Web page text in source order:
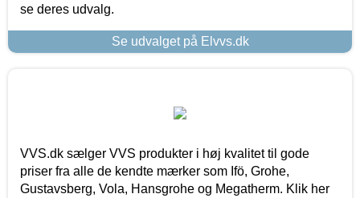
se deres udvalg.
Se udvalget på Elvvs.dk
VVS.dk sælger VVS produkter i høj kvalitet til gode
priser fra alle de kendte mærker som Ifö, Grohe,
Gustavsberg, Vola, Hansgrohe og Megatherm. Klik her